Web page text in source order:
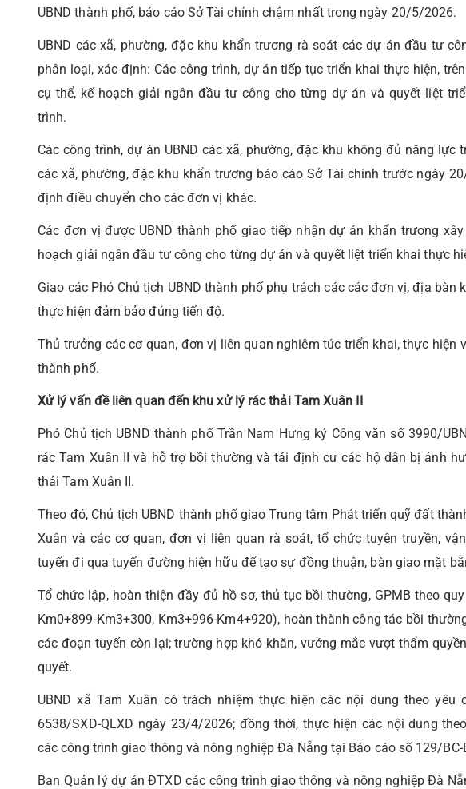
UBND thành phố, báo cáo Sở Tài chính chậm nhất trong ngày 20/5/2026.
UBND các xã, phường, đặc khu khẩn trương rà soát các dự án đầu tư
phân loại, xác định: Các công trình, dự án tiếp tục triển khai thực hiện,
cụ thể, kế hoạch giải ngân đầu tư công cho từng dự án và quyết liệt
trình.
Các công trình, dự án UBND các xã, phường, đặc khu không đủ năng lực
các xã, phường, đặc khu khẩn trương báo cáo Sở Tài chính trước ngày
định điều chuyển cho các đơn vị khác.
Các đơn vị được UBND thành phố giao tiếp nhận dự án khẩn trương
hoạch giải ngân đầu tư công cho từng dự án và quyết liệt triển khai thực
Giao các Phó Chủ tịch UBND thành phố phụ trách các các đơn vị, địa
thực hiện đảm bảo đúng tiến độ.
Thủ trưởng các cơ quan, đơn vị liên quan nghiêm túc triển khai, thực hiện
thành phố.
Xử lý vấn đề liên quan đến khu xử lý rácthải Tam Xuân II
Phó Chủ tịch UBND thành phố Trần Nam Hưng ký Công văn số 3990/
rác Tam Xuân II và hỗ trợ bồi thường và tái định cư các hộ dân bị ảnh
thải Tam Xuân II.
Theo đó, Chủ tịch UBND thành phố giao Trung tâm Phát triển quỹ đất
Xuân và các cơ quan, đơn vị liên quan rà soát, tổ chức tuyên truyền,
tuyến đi qua tuyến đường hiện hữu để tạo sự đồng thuận, bàn giao mặt
Tổ chức lập, hoàn thiện đầy đủ hồ sơ, thủ tục bồi thường, GPMB theo
Km0+899-Km3+300, Km3+996-Km4+920), hoàn thành công tác bồi
các đoạn tuyến còn lại; trường hợp khó khăn, vướng mắc vượt thẩm
quyết.
UBND xã Tam Xuân có trách nhiệm thực hiện các nội dung theo
6538/SXD-QLXD ngày 23/4/2026; đồng thời, thực hiện các nội dung
các công trình giao thông và nông nghiệp Đà Nẵng tại Báo cáo số 129/BC-
Ban Quản lý dự án ĐTXD các công trình giao thông và nông nghiệp Đà